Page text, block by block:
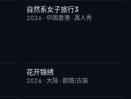
已完结
自然系女子旅行3
2026 · 中国香港 · 真人秀
更新至第3集
花开锦绣
2026 · 大陆 · 剧情/古装